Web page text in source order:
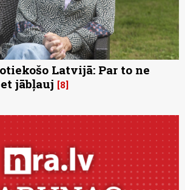
Latvijā: Par to ne
jābļauj 8